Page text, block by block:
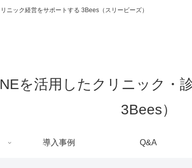
ニック経営をサポートする 3Bees（スリービーズ）
導入事例 Q&A